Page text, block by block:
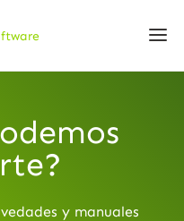
y manuales